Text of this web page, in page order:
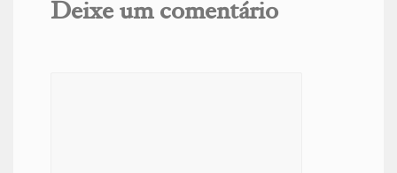
Deixe um comentário